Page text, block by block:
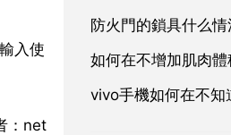
入使
：net